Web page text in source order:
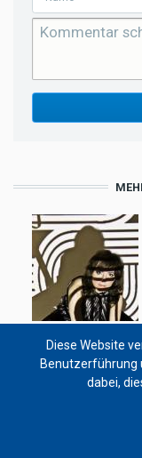
Diese Website
Benutzerführung
dabei,